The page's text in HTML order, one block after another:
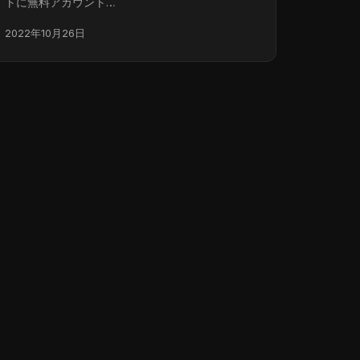
2022年10月26日